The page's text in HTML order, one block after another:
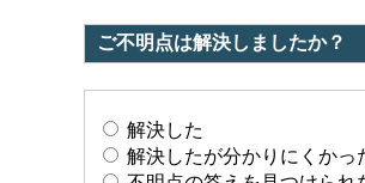
ご不明点は解決しましたか？
解決した
解決したが分かりにくかっ